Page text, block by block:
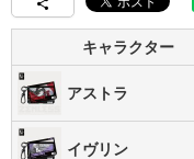
キャラクター
アストラ
イヴリン